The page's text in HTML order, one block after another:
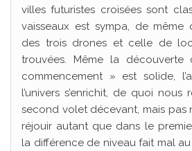
villes futuristes croisées sont
vaisseaux est sympa, de
des trois drones et celle de
trouvées. Même la
commencement » est solide,
l’univers s’enrichit, de quoi
second volet décevant, mais pas
réjouir autant que dans le
la différence de niveau fait mal